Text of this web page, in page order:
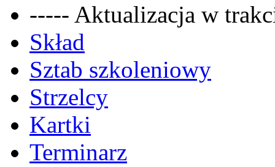
----- Aktualizacja w
Skład
Sztab szkoleniowy
Strzelcy
Kartki
Terminarz